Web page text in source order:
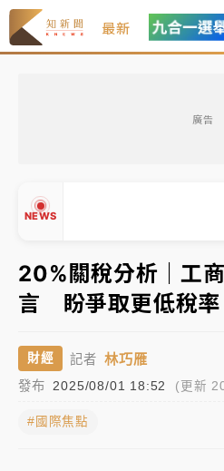
最新
廣告
NEWS
有片｜
連根拔起
中颱白海豚風雨來了！中部
響最劇烈
白海豚逼近！北市水門只出
油價持續凍漲！ 中油宣布下
20%關稅分析｜工
言 盼爭取更低稅率
財經 記者 林巧雁
發布 2025/08/01 18:52 (更新
#國際焦點